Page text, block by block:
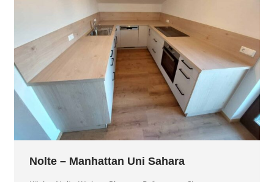
Nolte – Manhattan Uni Sahara